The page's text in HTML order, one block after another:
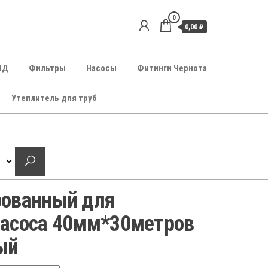
0
0,00 ₽
Фильтры Насосы Фитинги Чернота
Утеплитель для труб
для
40мм*30метров